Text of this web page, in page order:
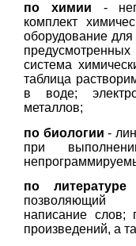
по химии -
комплект
оборудование
система
таблица
в воде;
металлов;
по биологии -
при
по литературе-
позволяющий
написание слов;
произведений, а